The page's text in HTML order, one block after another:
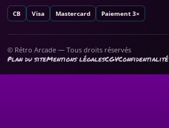
CB Visa Mastercard Paiement 3×
© Rétro Arcade — Tous droits réservés
Plan du siteMentions légalesCGVConfidentialité